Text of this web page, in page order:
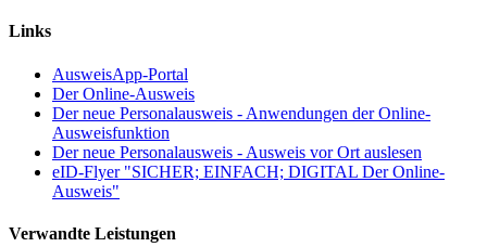
Links
AusweisApp-Portal
Der Online-Ausweis
Der neue Personalausweis - Anwendungen der Online-
Ausweisfunktion
Der neue Personalausweis - Ausweis vor Ort auslesen
eID-Flyer "SICHER; EINFACH; DIGITAL Der Online-
Ausweis"
Verwandte Leistungen